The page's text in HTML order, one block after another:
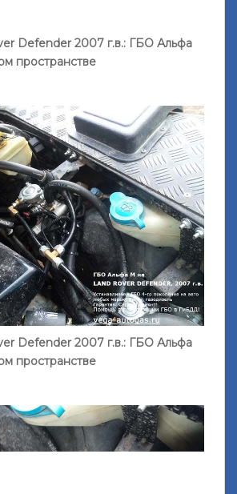
Defender 2007 г.в.: ГБО Альфа
пространстве
Defender 2007 г.в.: ГБО Альфа
пространстве